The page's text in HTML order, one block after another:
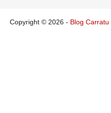
Copyright © 2026 - Blog Carratu